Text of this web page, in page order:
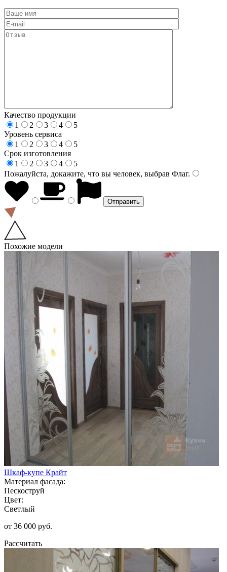
Качество продукции
1
2 3 4
5
Уровень сервиса
1
2 3 4
5
Срок изготовления
1
2 3 4
5
Пожалуйста, докажите, что вы человек, выбрав Флаг.
Похожие модели
Шкаф-купе Крайт
Материал фасада:
Пескоструй
Цвет:
Светлый
от 36 000 руб.
Рассчитать